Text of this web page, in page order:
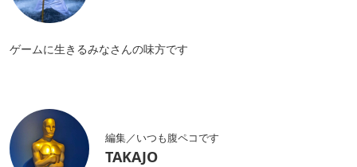
ゲームに生きるみなさんの味方です
編集／いつも腹ペコです
TAKAJO